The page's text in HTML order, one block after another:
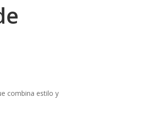
combina estilo y